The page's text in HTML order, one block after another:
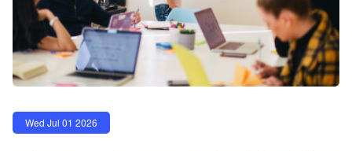
Wed Jul 01 2026